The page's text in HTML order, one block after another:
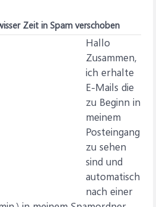
Zeit in Spam verschoben
Hallo
Zusammen,
ich erhalte
E-Mails die
zu Beginn in
meinem
Posteingang
zu sehen
sind und
automatisch
nach einer